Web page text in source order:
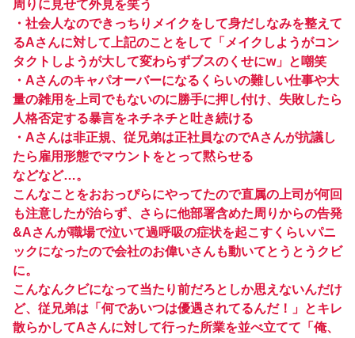
周りに見せて外見を笑う
・社会人なのできっちりメイクをして身だしなみを整えて
るAさんに対して上記のことをして「メイクしようがコン
タクトしようが大して変わらずブスのくせにw」と嘲笑
・Aさんのキャパオーバーになるくらいの難しい仕事や大
量の雑用を上司でもないのに勝手に押し付け、失敗したら
人格否定する暴言をネチネチと吐き続ける
・Aさんは非正規、従兄弟は正社員なのでAさんが抗議し
たら雇用形態でマウントをとって黙らせる
などなど…。
こんなことをおおっぴらにやってたので直属の上司が何回
も注意したが治らず、さらに他部署含めた周りからの告発
&Aさんが職場で泣いて過呼吸の症状を起こすくらいパニ
ックになったので会社のお偉いさんも動いてとうとうクビ
に。
こんなんクビになって当たり前だろとしか思えないんだけ
ど、従兄弟は「何であいつは優遇されてるんだ！」とキレ
散らかしてAさんに対して行った所業を並べ立てて「俺、